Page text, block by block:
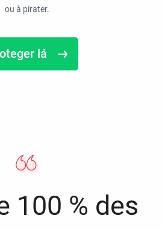
ou à pirater.
lá
100 % des